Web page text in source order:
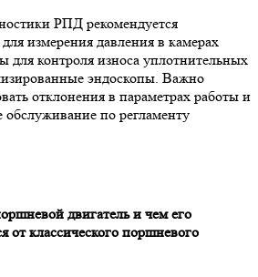
РПД рекомендуется
измерения давления в камерах
для контроля износа уплотнительных
эндоскопы. Важно
отклонения в параметрах работы и
обслуживание по регламенту
двигатель и чем его
от классического поршневого